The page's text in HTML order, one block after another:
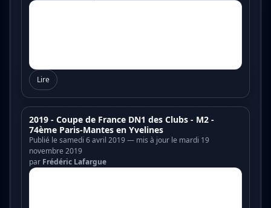
Lire
2019 - Coupe de France DN1 des Clubs - M2 -
74ème Paris-Mantes en Yvelines
Publié le samedi 6 avril 2019 — mis à jour le mardi 19
novembre 2019
par Frédéric Lafargue